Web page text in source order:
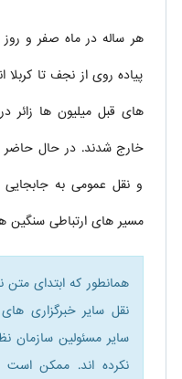
هر ساله در ماه صفر و روز
پیاده روی از نجف تا
های قبل میلیون ها زائر
خارج شدند. در حال حاضر
و نقل عمومی به
مسیر های ارتباطی سنگین
همانطور که ابتدای متن
نقل سایر خبرگزاری
سایر مسئولین سازمان
نکرده اند. ممکن